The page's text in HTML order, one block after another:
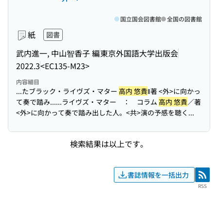
紙 図書
武内進一, 中山智香子 編東京外国語大学出版会
2022.3<EC135-M23>
国立国会図書館 全国の図書館
内容細目
...たブラック・ライヴズ・マター 高内 悠貴‖著 <外>に向かっ
て奏で踏み......ライヴズ・マター ： コラム 高内 悠貴／著
<外>に向かって奏で踏み出した人。<共>演の予感を聴く...
検索結果は以上です。
書誌情報を一括出力 RSS
RSS